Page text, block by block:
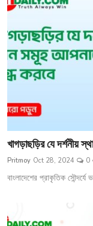
খাগড়াছড়ির যে দর্শনীয়
Pritmoy Oct 28, 2024 0
বাংলাদেশের প্রাকৃতিক